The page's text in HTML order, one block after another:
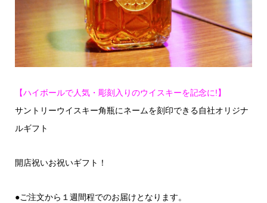
【ハイボールで人気・彫刻入りのウイスキーを記念に!】
サントリーウイスキー角瓶にネームを刻印できる自社オリジナ
ルギフト
開店祝いお祝いギフト！
●ご注文から１週間程でのお届けとなります。